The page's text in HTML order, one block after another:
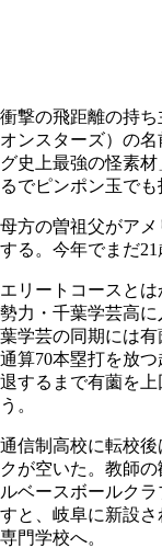
衝撃の飛距離の持ち
オンスターズ）の
グ史上最強の怪素材
るでピンポン玉で
母方の曽祖父がア
する。今年でまだ21
エリートコースと
勢力・千葉学芸高
葉学芸の同期には
通算70本塁打を放
退するまで有薗を
う。
通信制高校に転校
クが空いた。教師
ルベースボールク
すと、岐阜に新設
専門学校へ。